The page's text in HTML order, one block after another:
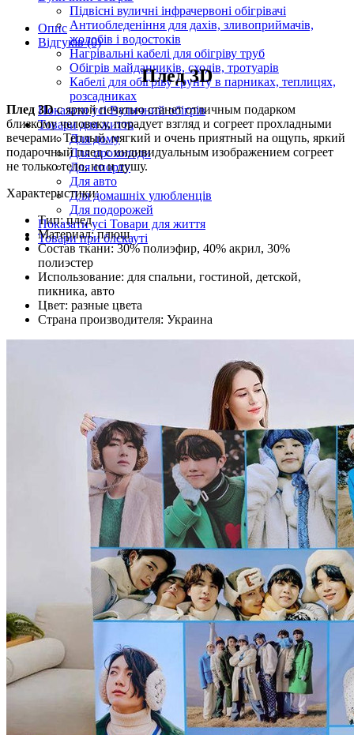
Підвісні вуличні інфрачервоні обігрівачі
Антиобледеніння для дахів, зливоприймачів,
жолобів і водостоків
Нагрівальні кабелі для обігріву труб
Обігрів майданчиків, сходів, тротуарів
Кабелі для обігріву ґрунту в парниках, теплицях,
розсадниках
Показати усі Вуличний обігрів
Товари для життя
Для дому
Для прохолоди
Для спорту
Для авто
Для домашніх улюбленців
Для подорожей
Показати усі Товари для життя
Товари при блєкауті
Опис
Відгуків (0)
Плед 3D
Плед 3Dс яркой печатью станет отличным подарком
близкому человеку, порадует взгляд и согреет прохладными
вечерами. Теплый, мягкий и очень приятный на ощупь, яркий
подарочный плед с индивидуальным изображением согреет
не только тело, но и душу.
Характеристики:
Тип: плед
Материал: плюш
Состав ткани: 30% полиэфир, 40% акрил, 30%
полиэстер
Использование: для спальни, гостиной, детской,
пикника, авто
Цвет: разные цвета
Страна производителя: Украина